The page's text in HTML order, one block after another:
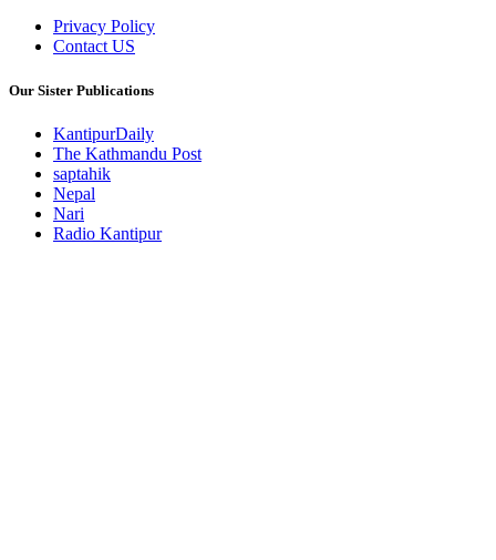
Privacy Policy
Contact US
Our Sister Publications
KantipurDaily
The Kathmandu Post
saptahik
Nepal
Nari
Radio Kantipur